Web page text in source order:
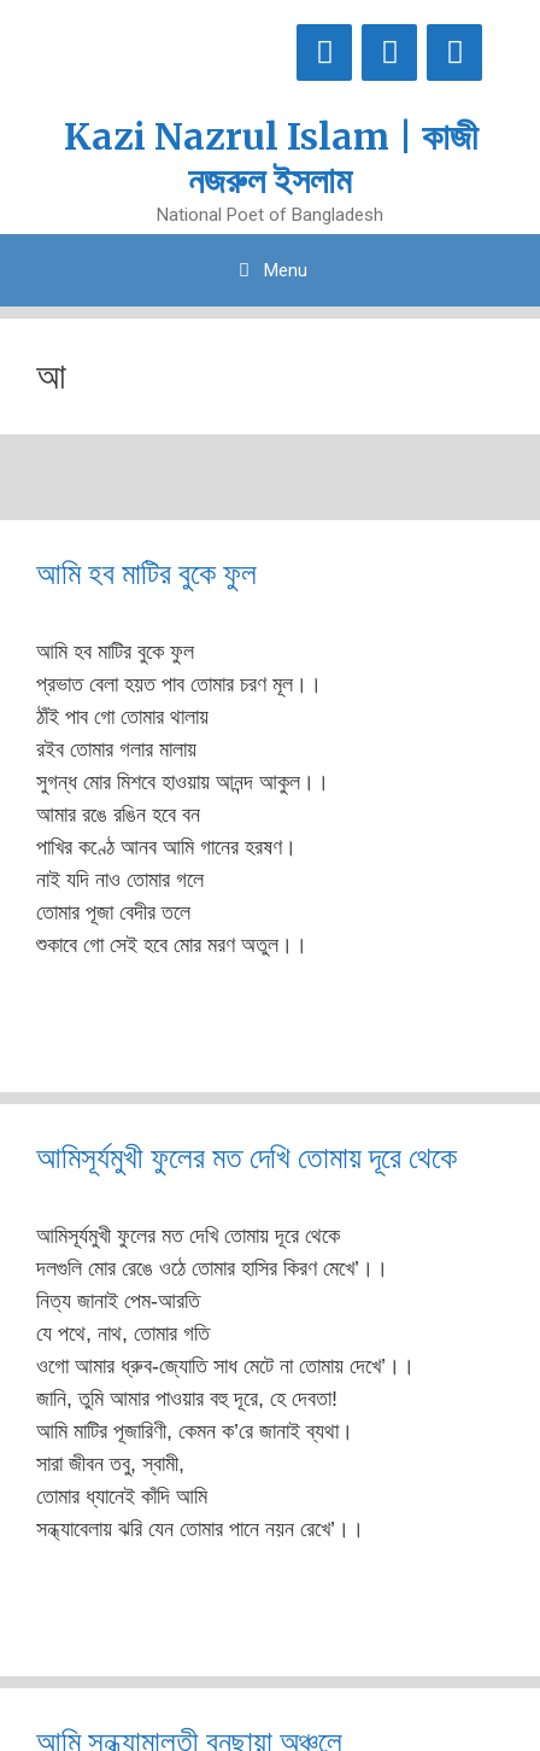
Kazi Nazrul Islam | কাজী
নজরুল ইসলাম
National Poet of Bangladesh
Menu
আ
আমি হব মাটির বুকে ফুল
আমি হব মাটির বুকে ফুল
প্রভাত বেলা হয়ত পাব তোমার চরণ মূল।।
ঠাঁই পাব গো তোমার থালায়
রইব তোমার গলার মালায়
সুগন্ধ মোর মিশবে হাওয়ায় আনন্দ আকুল।।
আমার রঙে রঙিন হবে বন
পাখির কণ্ঠে আনব আমি গানের হরষণ।
নাই যদি নাও তোমার গলে
তোমার পূজা বেদীর তলে
শুকাবে গো সেই হবে মোর মরণ অতুল।।
আমিসূর্যমুখী ফুলের মত দেখি তোমায় দূরে থেকে
আমিসূর্যমুখী ফুলের মত দেখি তোমায় দূরে থেকে
দলগুলি মোর রেঙে ওঠে তোমার হাসির কিরণ মেখে’।।
নিত্য জানাই পেম-আরতি
যে পথে, নাথ, তোমার গতি
ওগো আমার ধ্রুব-জ্যোতি সাধ মেটে না তোমায় দেখে’।।
জানি, তুমি আমার পাওয়ার বহু দূরে, হে দেবতা!
আমি মাটির পূজারিণী, কেমন ক’রে জানাই ব্যথা।
সারা জীবন তবু, স্বামী,
তোমার ধ্যানেই কাঁদি আমি
সন্ধ্যাবেলায় ঝরি যেন তোমার পানে নয়ন রেখে’।।
আমি সন্ধ্যামালতী বনছায়া অঞ্চলে